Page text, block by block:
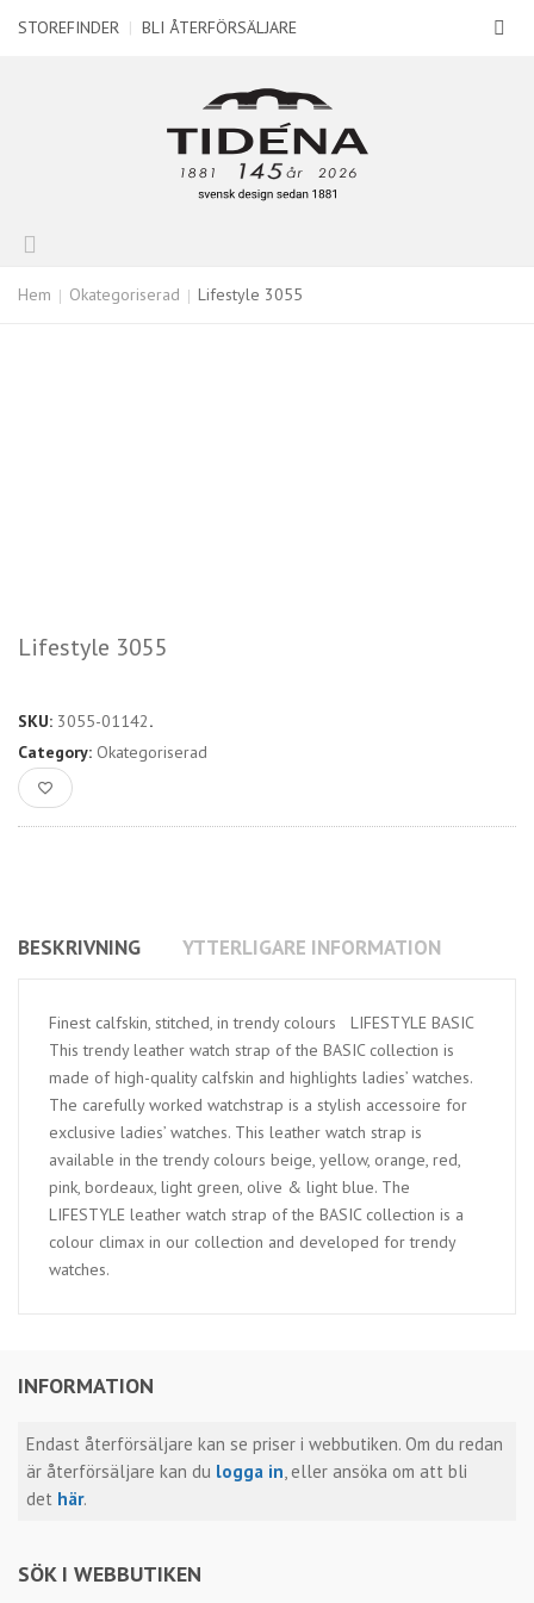
STOREFINDER | BLI ÅTERFÖRSÄLJARE
Hem Okategoriserad Lifestyle 3055
INFORMATION
Endast återförsäljare kan se priser i webbutiken. Om du redan
är återförsäljare kan du logga in, eller ansöka om att bli
det här.
SÖK I WEBBUTIKEN
Lifestyle 3055
SKU: 3055-01142.
Category: Okategoriserad
BESKRIVNING YTTERLIGARE INFORMATION
Finest calfskin, stitched, in trendy colours LIFESTYLE BASIC
This trendy leather watch strap of the BASIC collection is
made of high-quality calfskin and highlights ladies’ watches.
The carefully worked watchstrap is a stylish accessoire for
exclusive ladies’ watches. This leather watch strap is
available in the trendy colours beige, yellow, orange, red,
pink, bordeaux, light green, olive & light blue. The
LIFESTYLE leather watch strap of the BASIC collection is a
colour climax in our collection and developed for trendy
watches.